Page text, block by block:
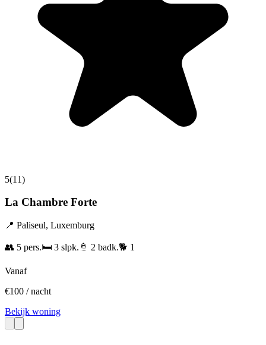
5(11)
La Chambre Forte
📍 Paliseul, Luxemburg
👥 5 pers.🛏️ 3 slpk. 🚿 2 badk.🐕 1
Vanaf
€100 / nacht
Bekijk woning